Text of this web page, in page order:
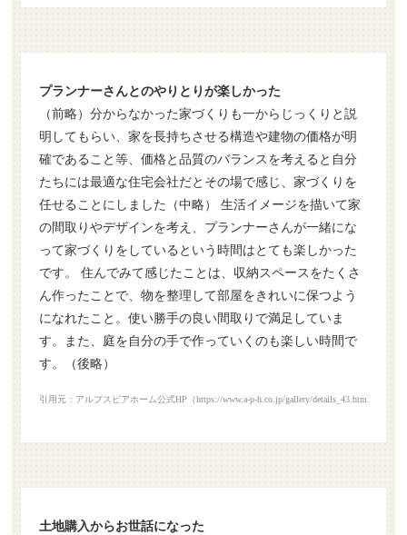
プランナーさんとのやりとりが楽しかった
（前略）分からなかった家づくりも一からじっくりと説
明してもらい、家を長持ちさせる構造や建物の価格が明
確であること等、価格と品質のバランスを考えると自分
たちには最適な住宅会社だとその場で感じ、家づくりを
任せることにしました（中略） 生活イメージを描いて家
の間取りやデザインを考え、プランナーさんが一緒にな
って家づくりをしているという時間はとても楽しかった
です。 住んでみて感じたことは、収納スペースをたくさ
ん作ったことで、物を整理して部屋をきれいに保つよう
になれたこと。使い勝手の良い間取りで満足していま
す。また、庭を自分の手で作っていくのも楽しい時間で
す。（後略）
引用元：アルプスピアホーム公式HP（https://www.a-p-h.co.jp/gallery/details_43.html）
土地購入からお世話になった